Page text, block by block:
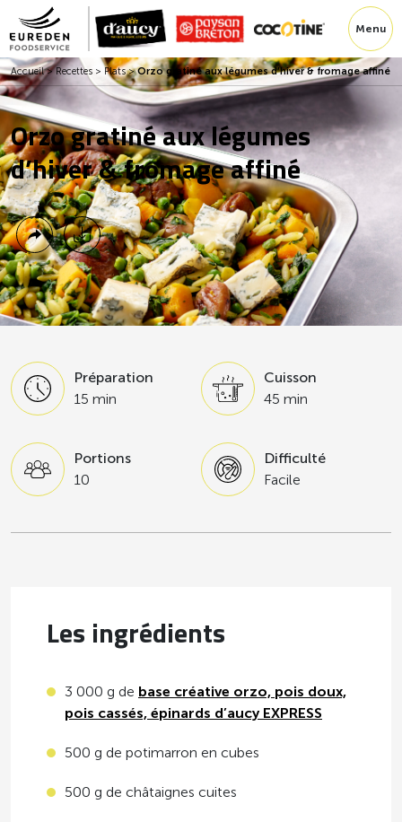
Menu
Accueil>Recettes > Plats>Orzo gratiné aux légumes d’hiver & fromage affiné
Orzo gratiné aux légumes
d’hiver & fromage affiné
Préparation
15 min
Cuisson
45 min
Portions
10
Difficulté
Facile
Les ingrédients
3 000 g de base créative orzo, pois doux,
pois cassés, épinards d’aucy EXPRESS
500 g de potimarron en cubes
500 g de châtaignes cuites